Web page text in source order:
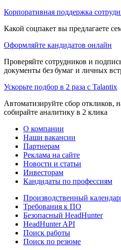
Корпоративная поддержка
Какой соцпакет вы предлагаете
Оформляйте кандидатов онлайн
Проверяйте сотрудников и
документы без бумаг и личных
Ускорьте подбор в 2 раза с Talantix
Автоматизируйте сбор откликов,
собирайте аналитику в 2 клика
О компании
Наши вакансии
Партнерам
Реклама на сайте
Новости и статьи
Инвесторам
Кандидаты по профессиям
Производственный
Требования к ПО
Безопасный HeadHunter
HeadHunter API
Поиск работы
Поиск по резюме